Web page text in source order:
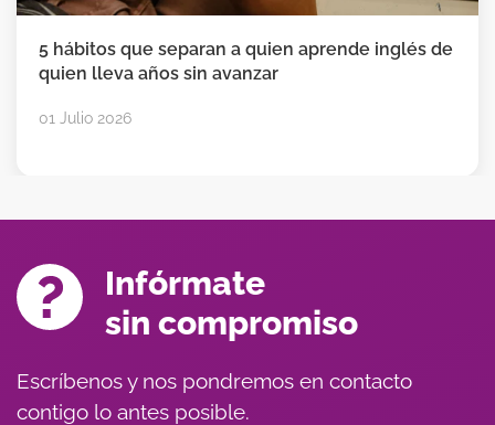
5 hábitos que separan a quien aprende inglés de
quien lleva años sin avanzar
01 Julio 2026
Infórmate
sin compromiso
Escríbenos y nos pondremos en contacto
contigo lo antes posible.